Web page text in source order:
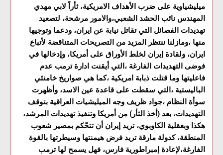
ميليشياوية على ضرب الأهداف الامريكية، ثأراً لابي مهدي
المهندس نائب الحشد الشعبي،والامور مرشحة، لتصعيد
تهديدات الفصائل التي تقاتل نيابة عن ايران، ودعما وتوجيها
منها ،ومازلنا ننتظر المزيد من التصريحات المتناقضة لأتباع
ايران، ولقادة إيران لخلط الأوراق على أمريكا، وإدخالها في
فوضى التهديدات الفارغة ،التي أيقنت ادارة ترمب عدم
فاعليتها وما قتلت ذبابة امريكية ،كما هي صواريخ خامنئي
الباليستية ،التي سقطت على قاعدة عين الاسد، وأظهرت
سوأة النظام ،جواد ظريف وجه الميليشيات العراقية بتوقف
التهديدات، بعد (أخذ الثأر) من أمريكا وتنفيذ تهديدات المرشد،
هكذا وبعقلية الكاوبوي، تريد إيران أن تتحّكم بمصير شعوب
المنطقة، كدولة مارقة تريد فرض هيمنتها وسيطرتها بالقوة
الفارغة،لإعادة إمبراطورية فارس، فهل يسمح لها ترمب